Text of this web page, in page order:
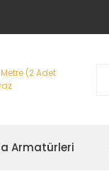
Armatürleri